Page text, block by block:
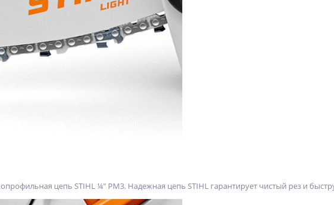
цепь STIHL ¼" PM3. Надежная цепь STIHL гарантирует чистый рез и